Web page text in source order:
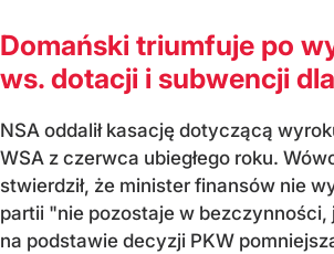
Domański triumfuje po
ws. dotacji i subwencji
NSA oddalił kasację dotyczącą
WSA z czerwca ubiegłego roku.
stwierdził, że minister finansów nie
partii "nie pozostaje w bezczynności,
na podstawie decyzji PKW